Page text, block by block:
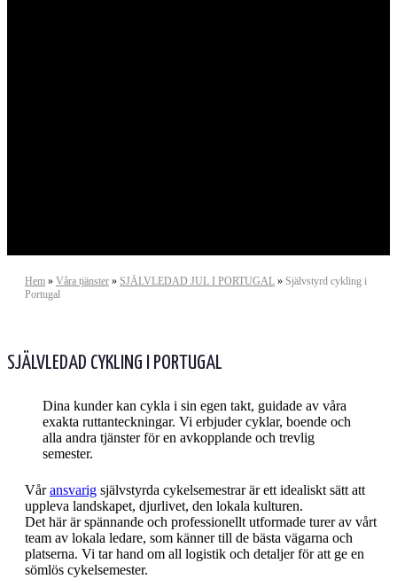
Hem » Våra tjänster » SJÄLVLEDAD JUL I PORTUGAL » Självstyrd cykling i
Portugal
SJÄLVLEDAD CYKLING I PORTUGAL
Dina kunder kan cykla i sin egen takt, guidade av våra
exakta ruttanteckningar. Vi erbjuder cyklar, boende och
alla andra tjänster för en avkopplande och trevlig
semester.
Våransvarig självstyrda cykelsemestrar är ett idealiskt sätt att
uppleva landskapet, djurlivet, den lokala kulturen.
Det här är spännande och professionellt utformade turer av vårt
team av lokala ledare, som känner till de bästa vägarna och
platserna. Vi tar hand om all logistik och detaljer för att ge en
sömlös cykelsemester.